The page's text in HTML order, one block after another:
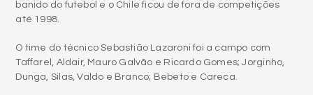
O time do técnico Sebastião Lazaroni foi a campo com
Taffarel, Aldair, Mauro Galvão e Ricardo Gomes; Jorginho,